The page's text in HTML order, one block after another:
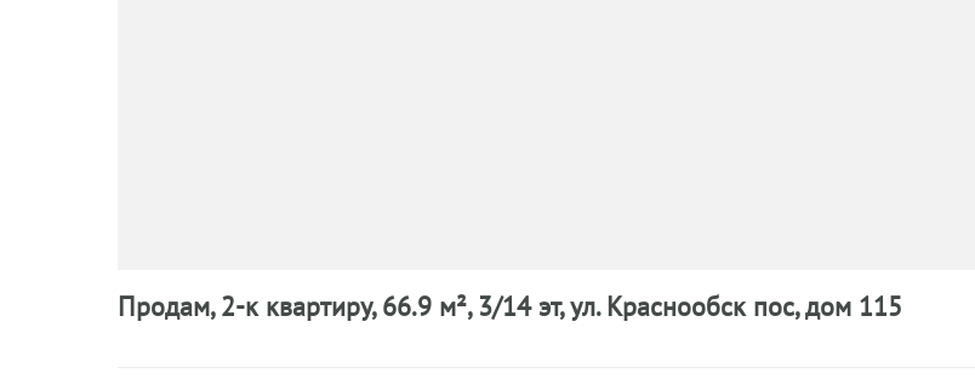
Продам, 2-к квартиру, 66.9 м², 3/14 эт,ул. Краснообск пос, дом 115